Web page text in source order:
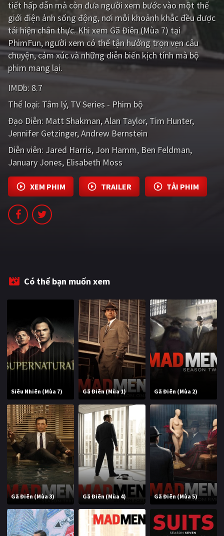
PHIM MỚI
PHIM BỘ
PHIM LẺ
PHIM CHIẾU RẠP
TUYỂN TẬP PHIM
BLOG
tiết hấp dẫn mà còn đưa người xem bước vào một thế
giới điện ảnh sống động, nơi mỗi khoảnh khắc đều được
tái hiện chân thực. Khi xem Gã Điên (Mùa 7) tại
PhimFun, người xem có thể tận hưởng trọn vẹn câu
chuyện, cảm xúc và những diễn biến kịch tính mà bộ
phim mang lại.
IMDb: 8.7
Thể loại: Tâm lý TV Series - Phim bộ
Đạo Diễn: Matt Shakman Alan Taylor Tim Hunter
Jennifer Getzinger Andrew Bernstein
Diễn viên: Jared Harris Jon Hamm Ben Feldman
January Jones Elisabeth Moss
XEM PHIM TRAILER TẢI PHIM
Có thể bạn muốn xem
Siêu Nhiên (Mùa 7) Gã Điên (Mùa 1) Gã Điên (Mùa 2)
Gã Điên (Mùa 3) Gã Điên (Mùa 4) Gã Điên (Mùa 5)